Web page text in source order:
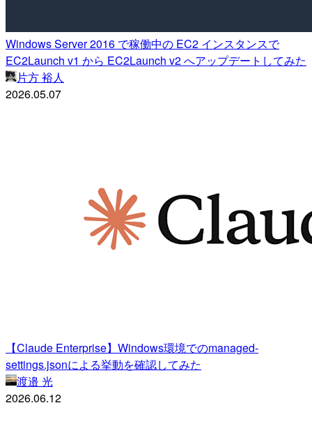
Windows Server 2016 で稼働中の EC2 インスタンスで
EC2Launch v1 から EC2Launch v2 へアップデートしてみた
片方 裕人
2026.05.07
【Claude Enterprise】Windows環境でのmanaged-
settings.jsonによる挙動を確認してみた
渡邉 光
2026.06.12